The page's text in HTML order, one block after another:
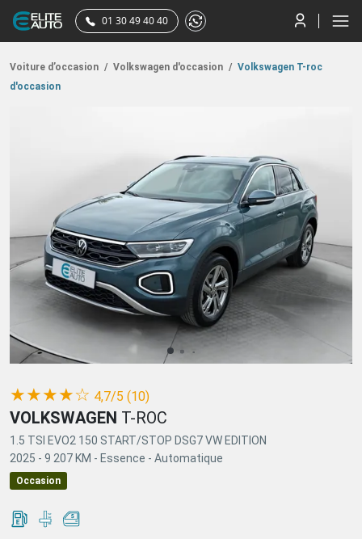
01 30 49 40 40
Voiture d’occasion / Volkswagen d'occasion / Volkswagen T-roc
d'occasion
(*)
★
(*)★
(*) ★
(*) ★
(*) ☆ 4,7/5 (10)
VOLKSWAGEN T-ROC
1.5 TSI EVO2 150 START/STOP DSG7 VW EDITION
2025 - 9 207 KM - Essence - Automatique
Occasion